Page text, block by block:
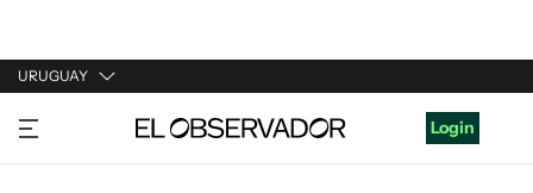
URUGUAY
URUGUAY
ARGENTINA
Login